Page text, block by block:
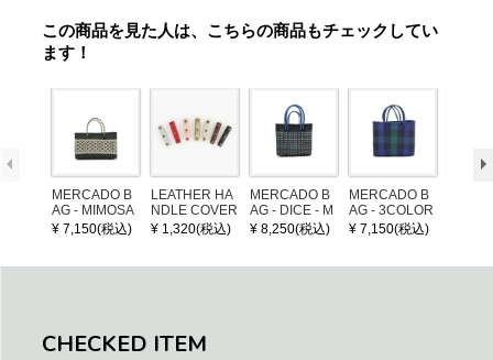
この商品を見た人は、こちらの商品もチェックしてい
ます！
MERCADO B
AG - MIMOSA
- Black / Crea
m (SHORT X
¥ 7,150(税込)
LEATHER HA
NDLE COVER
¥ 1,320(税込)
MERCADO B
AG - DICE - M
OSAIC - Black
/ Cream / Meta
¥ 8,250(税込)
MERCADO B
AG - 3COLOR
S CHECK - Bl
ack / Dark Gre
¥ 7,150(税込)
CHECKED ITEM